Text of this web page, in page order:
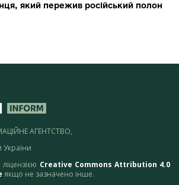
який пережив російський полон
АГЕНТСТВО,
України
Creative Commons Attribution 4.0
якщо не зазначено інше.